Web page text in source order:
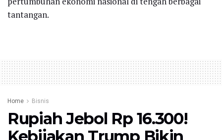
tantangan.
Home Bisnis
Rupiah Jebol Rp 16.300!